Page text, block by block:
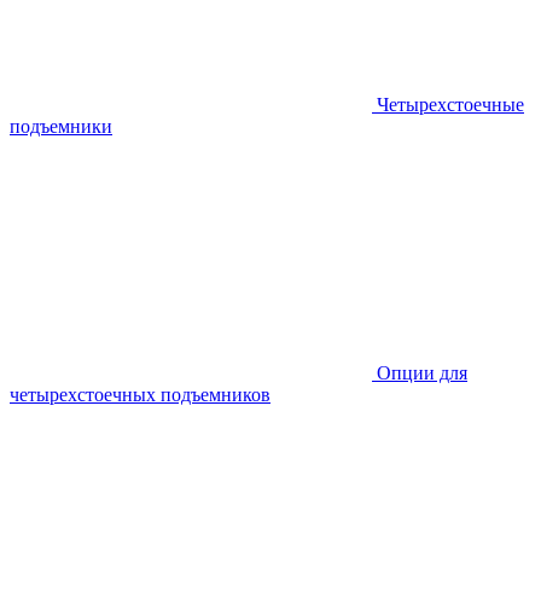
Четырехстоечные
подъемники
Опции для
четырехстоечных подъемников